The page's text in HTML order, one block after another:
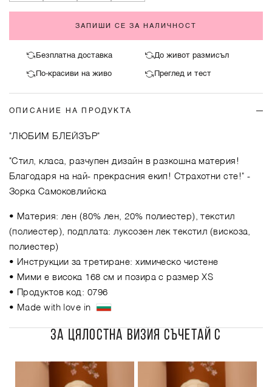
ЗАПИШИ СЕ ЗА НАЛИЧНОСТ
Безплатна доставка До живот размисъл
По-красиви на живо Преглед и тест
ОПИСАНИЕ НА ПРОДУКТА
"ЛЮБИМ БЛЕЙЗЪР"
"Стил, класа, разчупен дизайн в разкошна материя!
Благодаря на най- прекрасния екип! Страхотни сте!" -
Зорка Самоковлийска
• Материя: лен (80% лен, 20% полиестер), текстил
(полиестер), подплата: луксозен лек текстил (вискоза,
полиестер)
• Инструкции за третиране: химическо чистене
• Мими е висока 168 см и позира с размер XS
• Продуктов код: 0796
• Made with love in
ЗА ЦЯЛОСТНА ВИЗИЯ СЪЧЕТАЙ С